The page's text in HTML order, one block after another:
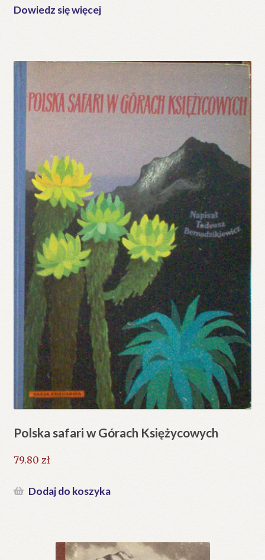
Dowiedz się więcej
Polska safari w Górach Księżycowych
79.80 zł
Dodaj do koszyka